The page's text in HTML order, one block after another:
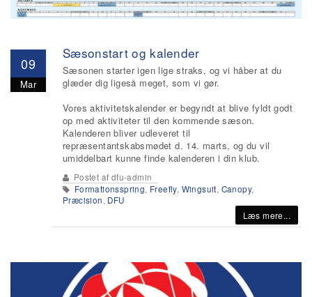
09
Mar
Sæsonstart og kalender
Sæsonen starter igen lige straks, og vi håber at du
glæder dig ligeså meget, som vi gør.
Vores aktivitetskalender er begyndt at blive fyldt godt
op med aktiviteter til den kommende sæson.
Kalenderen bliver udleveret til
repræsentantskabsmødet d. 14. marts, og du vil
umiddelbart kunne finde kalenderen i din klub.
Postet af dfu-admin
Formationsspring, Freefly, Wingsuit, Canopy,
Præcision, DFU
Læs mere...